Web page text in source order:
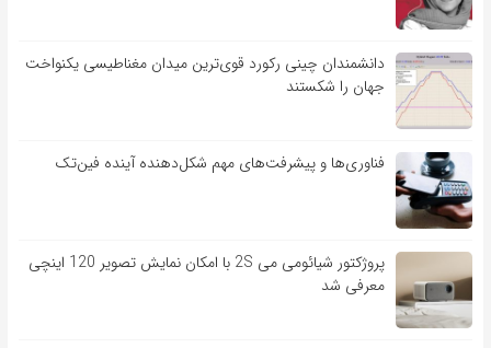
دانشمندان چینی رکورد قوی‌ترین میدان مغناطیسی یکنواخت
جهان را شکستند
فناوری‌ها و پیشرفت‌های مهم شکل‌دهنده آینده فین‌تک
پروژکتور شیائومی می 2S با امکان نمایش تصویر 120 اینچی
معرفی شد